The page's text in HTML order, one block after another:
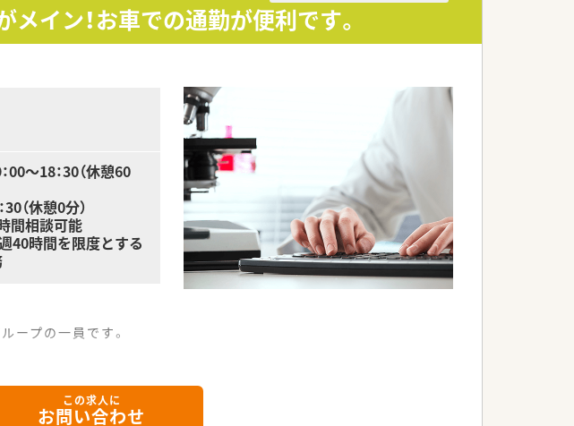
イン！お車での通勤が便利です。
00～18：30（休憩60
（休憩0分）
間相談可能
40時間を限度とする
ープの一員です。
この求人に
お問い合わせ